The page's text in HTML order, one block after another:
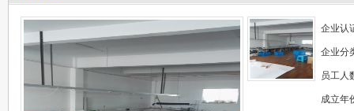
企业认
企业分
员工人
成立年